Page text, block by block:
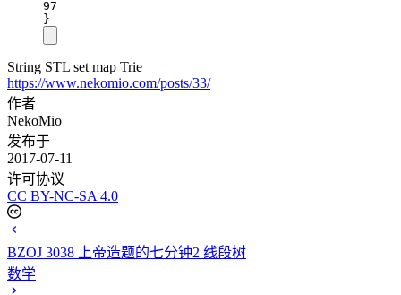
97
}
String STL set map Trie
https://www.nekomio.com/posts/33/
作者
NekoMio
发布于
2017-07-11
许可协议
CC BY-NC-SA 4.0
BZOJ 3038 上帝造题的七分钟2 线段树
数学